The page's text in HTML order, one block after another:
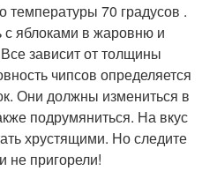
температуры 70 градусов .
яблоками в жаровню и
зависит от толщины
чипсов определяется
Они должны измениться в
подрумяниться. На вкус
хрустящими. Но следите
не пригорели!